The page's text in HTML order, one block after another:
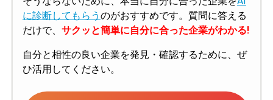
に診断してもらう のがおすすめです。質問に答える
だけで、 サクッと簡単に自分に合った企業がわかる!
自分と相性の良い企業を発見・確認するために、ぜ
ひ活用してください。